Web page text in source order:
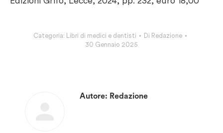
Categoria: Libri di medici e dentisti Di Redazione
30 Gennaio 2025
Autore: Redazione